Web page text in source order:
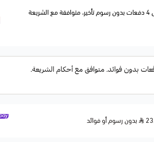
Ford E-
Ford Explorer Sport
4دفعات بدون رسوم تأخير، متوافقة مع الشريعة
بدون رسوم أو فوائد